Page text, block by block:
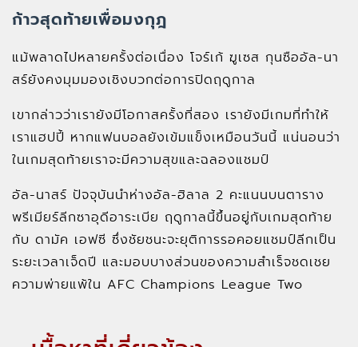
ก้าวสุดท้ายเพื่อมงกุฎ
แม้พลาดไปหลายครั้งต่อเนื่อง โจร์เก้ ฆูเซส กุนซืออัล-นา
สร์ยังคงมุมมองเชิงบวกต่อการปิดฤดูกาล
เขากล่าวว่าเรายังมีโอกาสครั้งที่สอง เรายังมีเกมที่ทำให้
เราแฮปปี้ หากแฟนบอลยังเข้มแข็งเหมือนวันนี้ แน่นอนว่า
ในเกมสุดท้ายเราจะมีความสุขและฉลองแชมป์
อัล-นาสร์ ปัจจุบันนำห่างอัล-ฮิลาล 2 คะแนนบนตาราง
พรีเมียร์ลีกซาอุดีอาระเบีย ฤดูกาลนี้ขึ้นอยู่กับเกมสุดท้าย
กับ ดามัค เอฟซี ซึ่งชัยชนะจะยุติการรอคอยแชมป์ลีกเป็น
ระยะเวลาเจ็ดปี และมอบบางส่วนของความสำเร็จชดเชย
ความพ่ายแพ้ใน AFC Champions League Two